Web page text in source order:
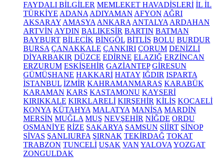
FAYDALI BİLGİLER MEMLEKET HAVADİSLERİ İL İL
TÜRKİYE ADANA ADIYAMAN AFYON AĞRI
AKSARAY AMASYA ANKARA ANTALYA ARDAHAN
ARTVİN AYDIN BALIKESİR BARTIN BATMAN
BAYBURT BİLECİK BİNGÖL BİTLİS BOLU BURDUR
BURSA ÇANAKKALE ÇANKIRI ÇORUM DENİZLİ
DİYARBAKIR DÜZCE EDİRNE ELAZIĞ ERZİNCAN
ERZURUM ESKİŞEHİR GAZİANTEP GİRESUN
GÜMÜŞHANE HAKKARİ HATAY IĞDIR ISPARTA
İSTANBUL İZMİR KAHRAMANMARAŞ KARABÜK
KARAMAN KARS KASTAMONU KAYSERİ
KIRIKKALE KIRKLARELİ KIRŞEHİR KİLİS KOCAELİ
KONYA KÜTAHYA MALATYA MANİSA MARDİN
MERSİN MUĞLA MUŞ NEVŞEHİR NİĞDE ORDU
OSMANİYE RİZE SAKARYA SAMSUN SİİRT SİNOP
SİVAS ŞANLIURFA ŞIRNAK TEKİRDAĞ TOKAT
TRABZON TUNCELİ UŞAK VAN YALOVA YOZGAT
ZONGULDAK